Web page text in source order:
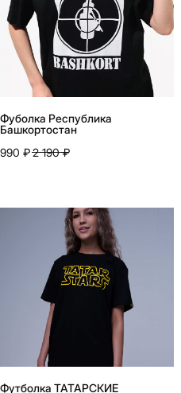
Фуболка Республика
Башкортостан
990 ₽2 190 ₽
Футболка ТАТАРСКИЕ
*запрещено на территории РФ
Договор оферты
Политика конфиденциальности
Instagram*
+7 916 860 15 55